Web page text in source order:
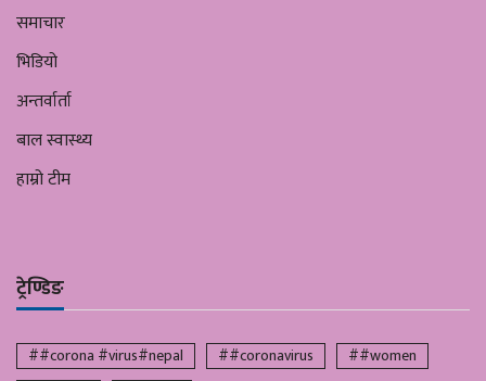
समाचार
भिडियो
अन्तर्वार्ता
बाल स्वास्थ्य
हाम्रो टीम
ट्रेण्डिङ
##corona #virus#nepal ##coronavirus
##women